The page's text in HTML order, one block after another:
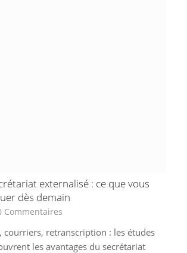
externalisé : ce que vous
dès demain
Commentaires
courriers, retranscription : les études
les avantages du secrétariat